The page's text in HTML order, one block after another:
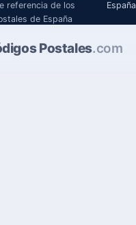
referencia de los
de España
España
Postales.com